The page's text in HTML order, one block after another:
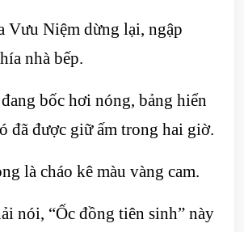
Vưu Niệm dừng lại, ngập
nhà bếp.
bốc hơi nóng, bảng hiển
đã được giữ ấm trong hai giờ.
là cháo kê màu vàng cam.
nói, “Ốc đồng tiên sinh” này